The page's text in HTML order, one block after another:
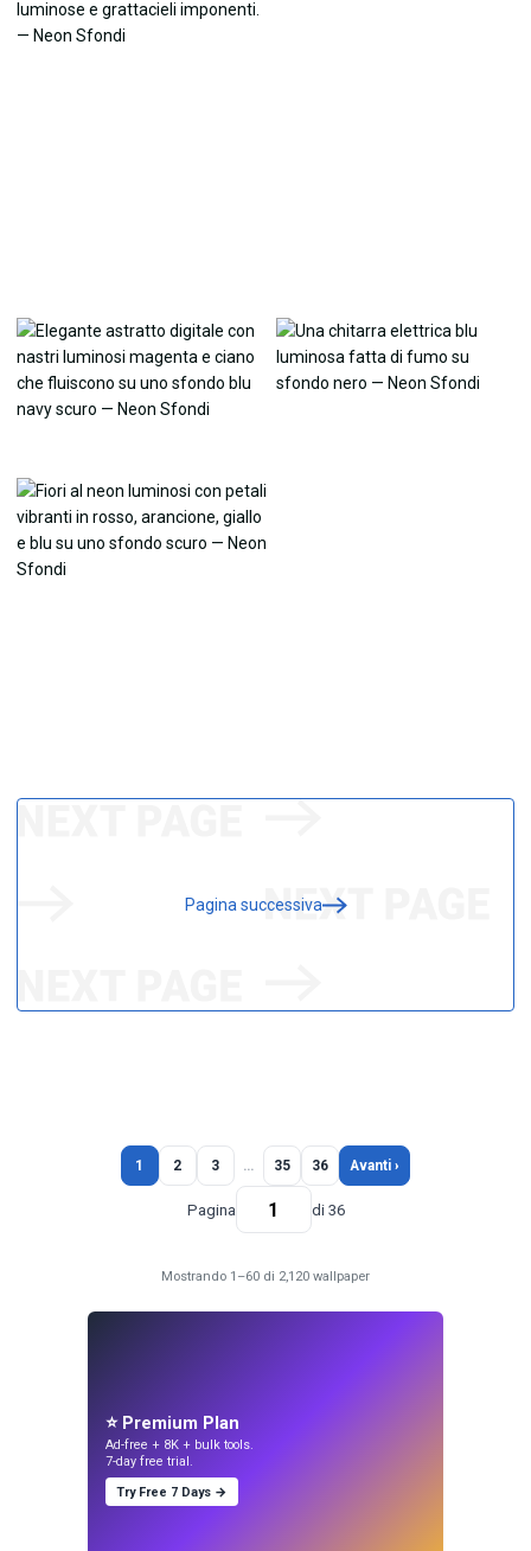
Pagina successiva
1 2 3 … 35 36 Avanti ›
Pagina di 36
Mostrando 1–60 di 2,120 wallpaper
⭐ Premium Plan
Ad-free + 8K + bulk tools.
7-day free trial.
Try Free 7 Days →